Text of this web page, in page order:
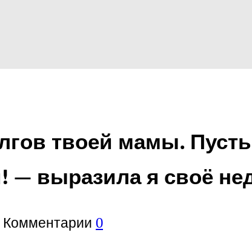
твоей мамы.
— выразила я своё
Комментарии 0